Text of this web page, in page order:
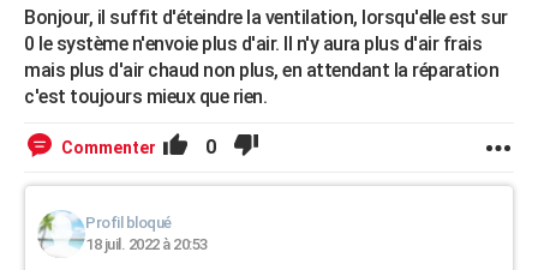
Bonjour, il suffit d'éteindre la ventilation, lorsqu'elle est sur
0 le système n'envoie plus d'air. Il n'y aura plus d'air frais
mais plus d'air chaud non plus, en attendant la réparation
c'est toujours mieux que rien.
Commenter 0
Profil bloqué
18 juil. 2022 à 20:53